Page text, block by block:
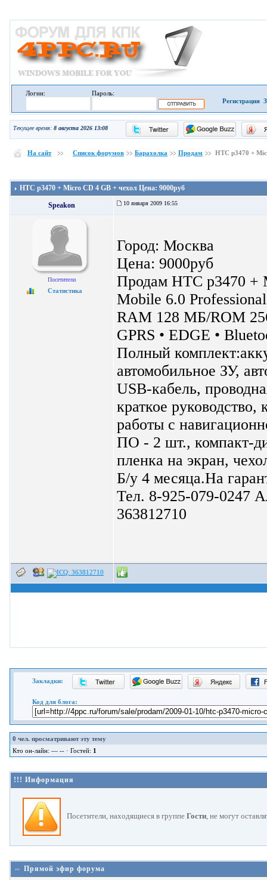
Логин:
Пароль:
Регистрация
Текущее время: 8 августа 2026 13:08
На сайт Список форумов Барахолка Продам HTC p3470 +
HTC p3470 + Micro CD 4 GB + чехол Цена: 9000руб
Speakon 10 января 2009 16:55
Посетители
Статистика
Город: Москва
Цена: 9000руб
Продам HTC p3470 +
Mobile 6.0
RAM 128 МБ/ROM
GPRS • EDGE •
Полный
автомобильное ЗУ,
USB-кабель,
краткое руководство,
работы с
ПО - 2 шт., компакт-
пленка на экран,
Б/у 4 месяца.На
Тел. 8-925-079-0247
363812710
Закладки:
Код для блога:
0 чел. просматривают эту тему
Кто он-лайн: — -- · Гостей: 1
!!! Информация
Посетители, находящиеся в группе Гости , не могут
⇔ Прямой эфир форума